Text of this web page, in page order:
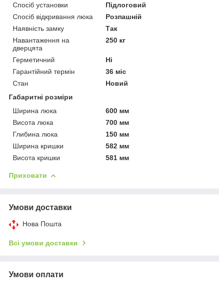
Спосіб установки
Підлоговий
Спосіб відкривання люка
Розпашній
Наявність замку
Так
Навантаження на
дверцята
250 кг
Герметичний
Ні
Гарантійний термін
36 міс
Стан
Новий
Габаритні розміри
Ширина люка
600 мм
Висота люка
700 мм
Глибина люка
150 мм
Ширина кришки
582 мм
Висота кришки
581 мм
Приховати
Умови доставки
Нова Пошта
Всі умови доставки
Умови оплати